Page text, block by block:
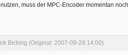
muss der MPC-Encoder momentan
Bicking (Original: 2007-09-29 14:00)